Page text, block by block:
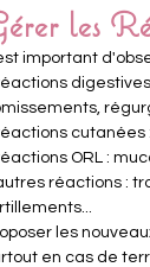
les
important
cutanées
ORL :
réactions :
les
en cas de